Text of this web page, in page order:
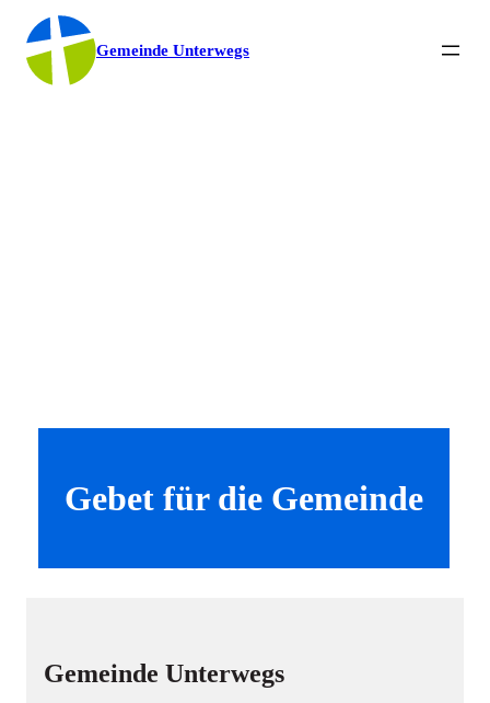
Gemeinde Unterwegs
Gebet für die Gemeinde
Gemeinde Unterwegs